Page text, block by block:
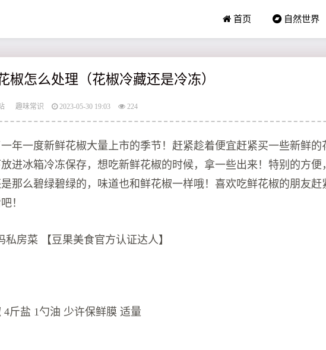
首页 自然世界
椒怎么处理（花椒冷藏还是冷冻）
趣味常识 2023-05-30 19:03 224
年一度新鲜花椒大量上市的季节！赶紧趁着便宜赶紧买一些新鲜的
进冰箱冷冻保存，想吃新鲜花椒的时候，拿一些出来！特别的方便
那么碧绿碧绿的，味道也和鲜花椒一样哦！喜欢吃鲜花椒的朋友赶
！
私房菜 【豆果美食官方认证达人】
4斤盐 1勺油 少许保鲜膜 适量